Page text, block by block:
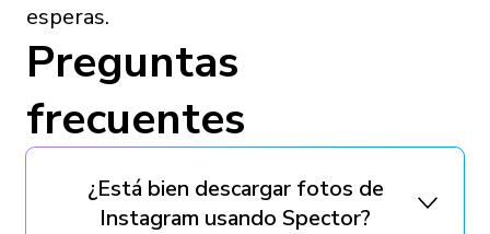
esperas.
Preguntas
frecuentes
¿Está bien descargar fotos de
Instagram usando Spector?